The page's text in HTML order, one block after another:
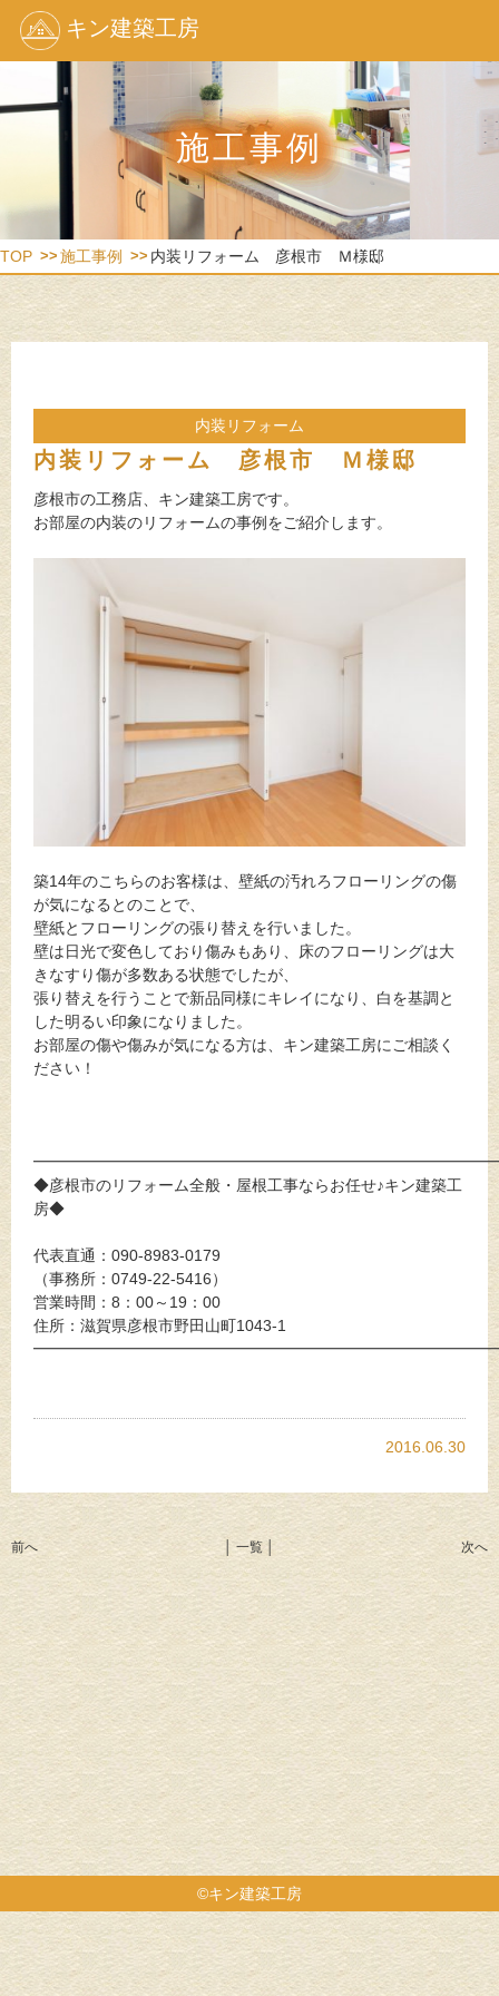
キン建築工房
施工事例
TOP 施工事例 内装リフォーム 彦根市 Ｍ様邸
内装リフォーム
内装リフォーム 彦根市 Ｍ様邸
彦根市の工務店、キン建築工房です。
お部屋の内装のリフォームの事例をご紹介します。
築14年のこちらのお客様は、壁紙の汚れろフローリングの傷
が気になるとのことで、
壁紙とフローリングの張り替えを行いました。
壁は日光で変色しており傷みもあり、床のフローリングは大
きなすり傷が多数ある状態でしたが、
張り替えを行うことで新品同様にキレイになり、白を基調と
した明るい印象になりました。
お部屋の傷や傷みが気になる方は、キン建築工房にご相談く
ださい！
◆彦根市のリフォーム全般・屋根工事ならお任せ♪キン建築工
房◆
代表直通：090-8983-0179
（事務所：0749-22-5416）
営業時間：8：00～19：00
住所：滋賀県彦根市野田山町1043-1
2016.06.30
前へ 次へ
│ 一覧 │
©キン建築工房